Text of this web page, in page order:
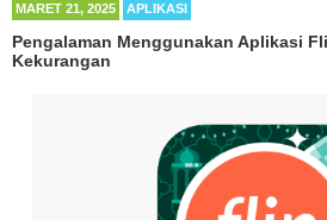
MARET 21, 2025 APLIKASI
Pengalaman Menggunakan Aplikasi
Kekurangan